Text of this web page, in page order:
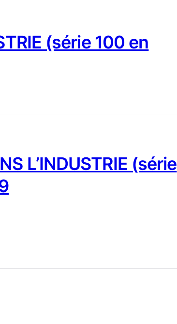
(série 100 en
L’INDUSTRIE (série